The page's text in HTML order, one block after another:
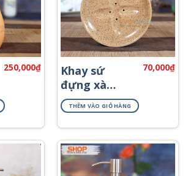
250,000₫
Khay sứ
đựng xà
bông tắm
PKNT-28
70,000₫
THÊM VÀO GIỎ HÀNG